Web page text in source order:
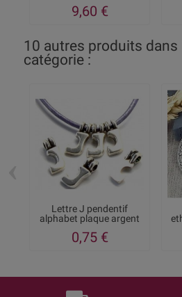
9,60 €
10 autres produits dans
catégorie :
Lettre J pendentif
alphabet plaque argent
0,75 €